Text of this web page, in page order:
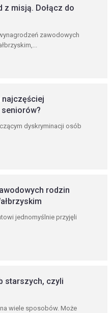
misją. Dołącz do
zawodowych
najczęściej
dyskryminacji osób
rodzin
jednomyślnie przyjęli
starszych, czyli
wiele sposobów. Może